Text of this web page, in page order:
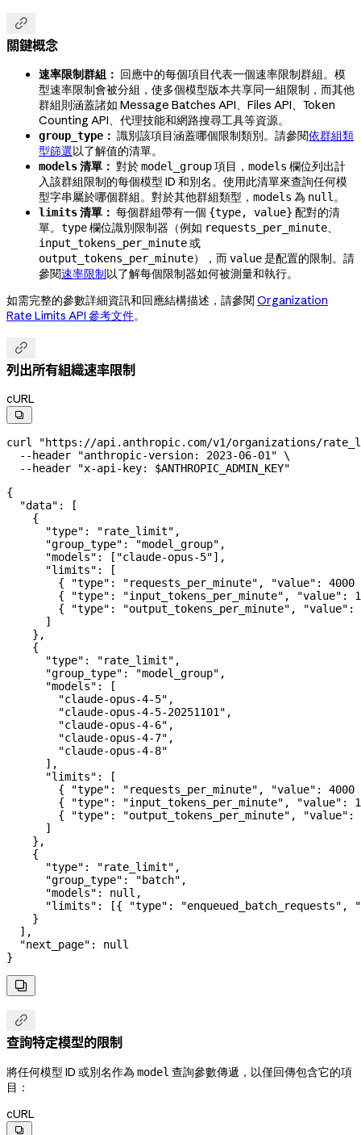

關鍵概念
速率限制群組： 回應中的每個項目代表一個速率限制群組。模
型速率限制會被分組，使多個模型版本共享同一組限制，而其他
群組則涵蓋諸如 Message Batches API、Files API、Token
Counting API、代理技能和網路搜尋工具等資源。
group_type ： 識別該項目涵蓋哪個限制類別。請參閱依群組類
型篩選以了解值的清單。
models清單： 對於model_group項目， models 欄位列出計
入該群組限制的每個模型 ID 和別名。使用此清單來查詢任何模
型字串屬於哪個群組。對於其他群組類型， models 為 null。
limits清單： 每個群組帶有一個 {type, value} 配對的清
單。 type欄位識別限制器（例如 requests_per_minute、
input_tokens_per_minute或
output_tokens_per_minute），而value是配置的限制。請
參閱速率限制以了解每個限制器如何被測量和執行。
如需完整的參數詳細資訊和回應結構描述，請參閱Organization
Rate Limits API 參考文件。

列出所有組織速率限制
cURL

curl
"https://api.anthropic.com/v1/organizations/
  --header
"anthropic-version: 2023-06-01" \
  --header
"x-api-key: $ANTHROPIC_ADMIN_KEY"
{
  "data"
: [
    {
      "type"
: "rate_limit" ,
      "group_type"
: "model_group" ,
      "models"
: [ "claude-opus-5"],
      "limits"
: [
        {
"type" : "requests_per_minute" , "value" : 4000
        {
"type" : "input_tokens_per_minute" , "value" :
        {
"type" : "output_tokens_per_minute" , "value" :
      ]
    },
    {
      "type"
: "rate_limit" ,
      "group_type"
: "model_group" ,
      "models"
: [
        "claude-opus-4-5"
,
        "claude-opus-4-5-20251101"
,
        "claude-opus-4-6"
,
        "claude-opus-4-7"
,
        "claude-opus-4-8"
      ],
      "limits"
: [
        {
"type" : "requests_per_minute" , "value" : 4000
        {
"type" : "input_tokens_per_minute" , "value" :
        {
"type" : "output_tokens_per_minute" , "value" :
      ]
    },
    {
      "type"
: "rate_limit" ,
      "group_type"
: "batch" ,
      "models"
: null ,
      "limits"
: [{ "type" : "enqueued_batch_requests" ,
    }
  ],
  "next_page"
: null
}


查詢特定模型的限制
將任何模型 ID 或別名作為 model 查詢參數傳遞，以僅回傳包含它的項
目：
cURL
